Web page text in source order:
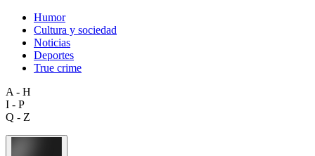
Humor
Cultura y sociedad
Noticias
Deportes
True crime
A - H
I - P
Q - Z